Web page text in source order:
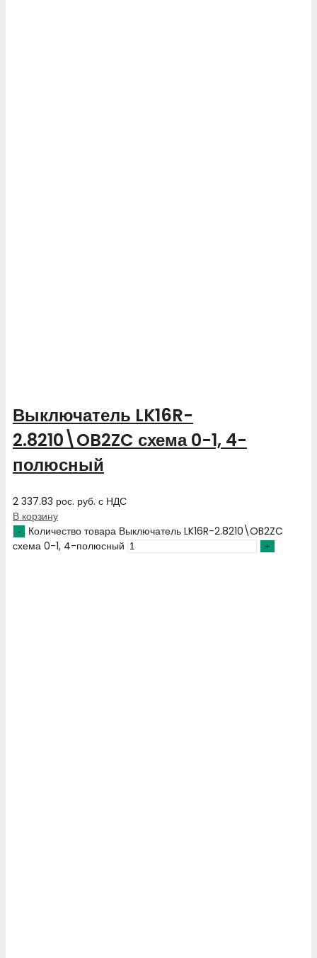
Выключатель LK16R-
2.8210\OB2ZC схема 0-1, 4-
полюсный
2 337.83 рос. руб. с НДС
В корзину
Количество товара Выключатель LK16R-2.8210\OB2ZC
схема 0-1, 4-полюсный